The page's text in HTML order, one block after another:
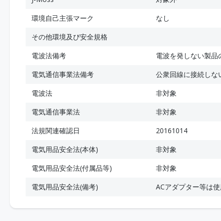
環境自己主張マーク
なし
その他環境及び安全規格
電波法備考
電波を発しない製品
電気通信事業法備考
公衆回線に接続しな
電波法
非対象
電気通信事業法
非対象
法規関連確認日
20161014
電気用品安全法(本体)
非対象
電気用品安全法(付属品等)
非対象
電気用品安全法(備考)
ACアダプター等は